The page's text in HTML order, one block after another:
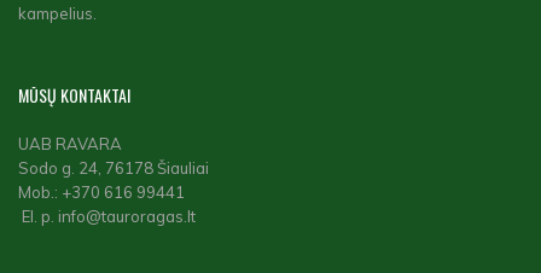
kampelius.
MŪSŲ KONTAKTAI
UAB RAVARA
Sodo g. 24, 76178 Šiauliai
Mob.: +370 616 99441
El. p. info@tauroragas.lt